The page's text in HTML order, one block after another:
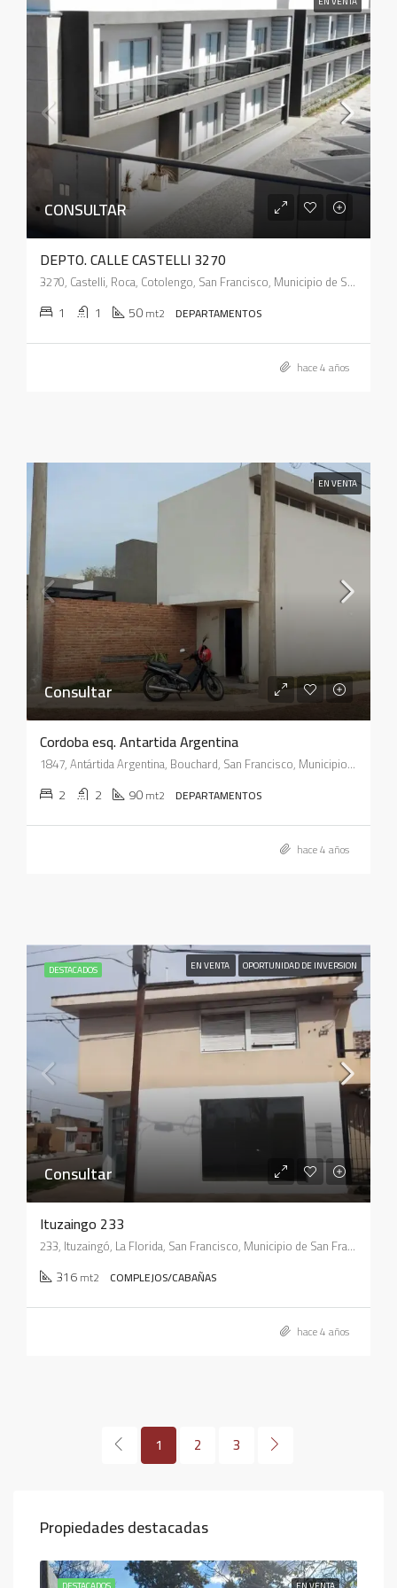
CONSULTAR
DEPTO. CALLE CASTELLI 3270
3270, Castelli, Roca, Cotolengo, San Francisco, Municipio de San Francisco, Pedanía Juárez Celman, Departamento San Justo, Córdoba, X2400, Argentina
1 1 50mt2 DEPARTAMENTOS
hace 4 años
EN VENTA
Consultar
Cordoba esq. Antartida Argentina
1847, Antártida Argentina, Bouchard, San Francisco, Municipio de San Francisco, Pedanía Juárez Celman, Departamento San Justo, Córdoba, X2400, Argentina
2 2 90mt2 DEPARTAMENTOS
hace 4 años
DESTACADOS EN VENTA OPORTUNIDAD DE INVERSION
Consultar
Ituzaingo 233
233, Ituzaingó, La Florida, San Francisco, Municipio de San Francisco, Pedanía Juárez Celman, Departamento San Justo, Córdoba, X2400, Argentina
316mt2 COMPLEJOS/CABAÑAS
hace 4 años
1 2 3
Propiedades destacadas